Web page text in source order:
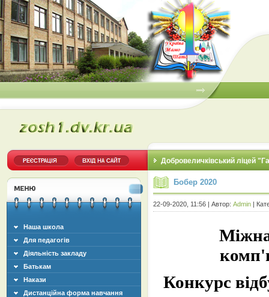
Добровеличківський ліцей
Наша школа
Для педагогів
Діяльність закладу
Батькам
Накази
Дистанційна форма навчання
Бобер 2020
22-09-2020, 11:56 | Автор: Admin |
Конкурс